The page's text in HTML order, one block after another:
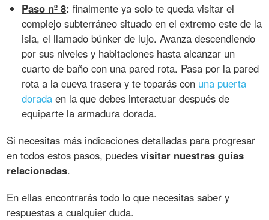
Paso nº 8: finalmente ya solo te queda visitar el
complejo subterráneo situado en el extremo este de la
isla, el llamado búnker de lujo. Avanza descendiendo
por sus niveles y habitaciones hasta alcanzar un
cuarto de baño con una pared rota. Pasa por la pared
rota a la cueva trasera y te toparás con una puerta
dorada en la que debes interactuar después de
equiparte la armadura dorada.
Si necesitas más indicaciones detalladas para progresar
en todos estos pasos, puedesvisitar nuestras guías
relacionadas.
En ellas encontrarás todo lo que necesitas saber y
respuestas a cualquier duda.